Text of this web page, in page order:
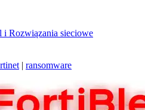
Rozwiązania sieciowe
| ransomware